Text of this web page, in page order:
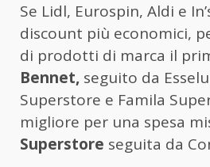
Se Lidl, Eurospin, Aldi e
discount più economici,
di prodotti di marca il
Bennet, seguito da
Superstore e Famila
migliore per una spesa
Superstore seguita da